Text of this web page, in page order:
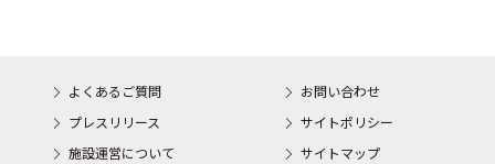
よくあるご質問
お問い合わせ
プレスリリース
サイトポリシー
施設運営について
サイトマップ